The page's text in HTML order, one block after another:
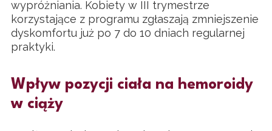
wypróżniania. Kobiety w III trymestrze
korzystające z programu zgłaszają zmniejszenie
dyskomfortu już po 7 do 10 dniach regularnej
praktyki.
Wpływ pozycji ciała na hemoroidy
w ciąży